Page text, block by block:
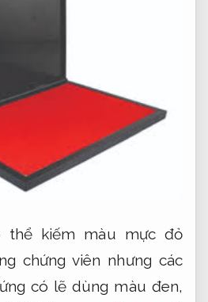
thể kiếm màu mực đỏ
chứng viên nhưng các
có lẽ dùng màu đen,